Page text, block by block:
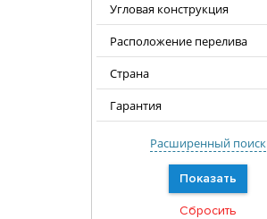
Угловая конструкция
Расположение перелива
Страна
Гарантия
Расширенный поиск